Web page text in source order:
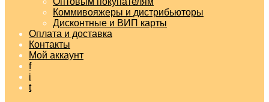
Коммивояжеры и дистрибьюторы
Дисконтные и ВИП карты
Оплата и доставка
Контакты
Мой аккаунт
f
i
t